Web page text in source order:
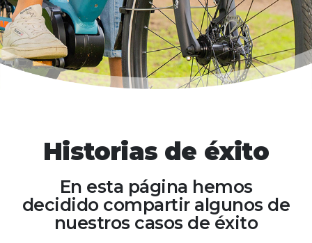
Historias de éxito
En esta página hemos
decidido compartir algunos de
nuestros casos de éxito